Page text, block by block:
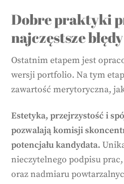
Dobre praktyki
najczęstsze błędy
Ostatnim etapem jest
wersji portfolio. Na tym
zawartość merytoryczna,
Estetyka, przejrzystość i
pozwalają komisji
potencjału kandydata.
nieczytelnego podpisu
oraz nadmiaru